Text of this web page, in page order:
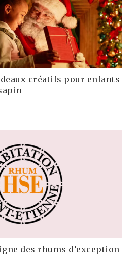
créatifs pour enfants
des rhums d’exception